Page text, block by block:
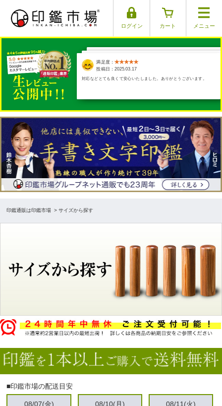
ログイン カート メニュー
満足度：
投稿日：2025.04.01
満足度：
投稿日：2025.03.30
満足度：
投稿日：2025.03.29
満足度：
投稿日：2025.03.17
対応などとても良くて安心いたしました。ありがとうございます。
満足度：
投稿日：2025.03.26
印鑑通販は印鑑市場 > サイズから探す
■印鑑市場の配送目安
08/07(金) 08/10(月) 08/11(火)